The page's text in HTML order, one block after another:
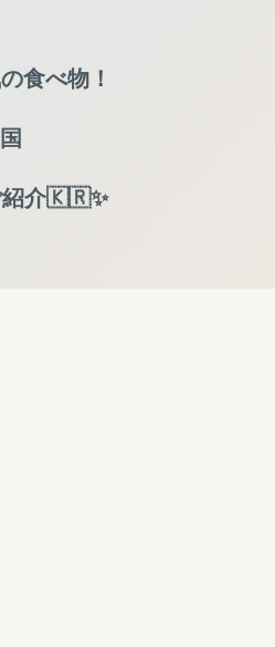
食べ物！
紹介🇰🇷✨